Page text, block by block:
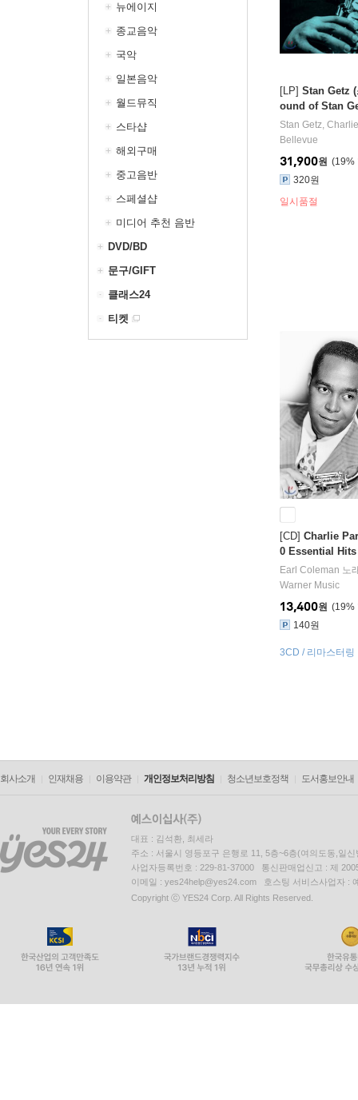
뉴에이지
종교음악
국악
일본음악
월드뮤직
스타샵
해외구매
중고음반
스페셜샵
미디어 추천 음반
DVD/BD
문구/GIFT
클래스24
티켓
[LP] Stan Getz
ound of Stan
Stan Getz,
Bellevue
19%
31,900원
320원
일시품절
[CD] Charlie
0 Essential Hits
서거 60주년 추
Earl Coleman 노
Warner Music
19%
13,400원
140원
3CD / 리마스터링
회사소개 인재채용 이용약관 개인정보처리방침 청소년보호정책 도서홍보안내
대표 : 김석환, 최세라
주소 : 서울시 영등포구 은행로 11, 5층~6층(여의도동,일신
사업자등록번호 : 229-81-37000 통신판매업신고 : 제
이메일 : yes24help@yes24.com 호스팅 서비스사업자 :
Copyright ⓒ YES24 Corp. All Rights Reserved.